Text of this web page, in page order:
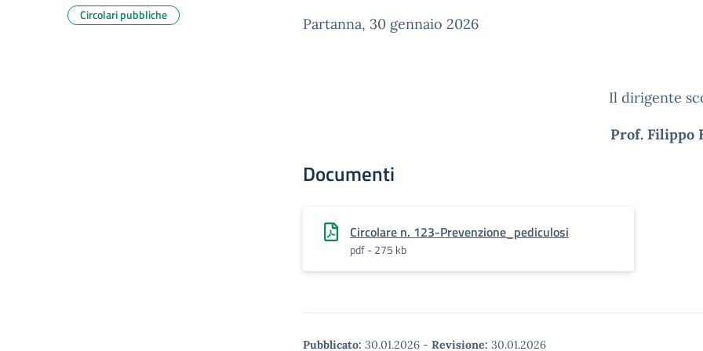
Partanna, 30 gennaio 2026
Il dirigente
Prof. Filippo
Documenti
Circolare n. 123-Prevenzione_pediculosi
pdf - 275 kb
Pubblicato: 30.01.2026 - Revisione: 30.01.2026
Circolari pubbliche